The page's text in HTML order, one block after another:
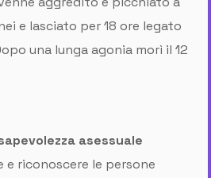
e lasciato per 18 ore legato
una lunga agonia morì il 12
asessuale
riconoscere le persone